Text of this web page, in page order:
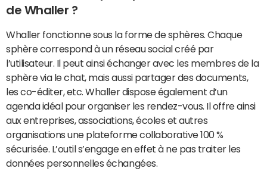
de Whaller ?
Whaller fonctionne sous la forme de sphères. Chaque
sphère correspond à un réseau social créé par
l’utilisateur. Il peut ainsi échanger avec les membres de la
sphère via le chat, mais aussi partager des documents,
les co-éditer, etc. Whaller dispose également d’un
agenda idéal pour organiser les rendez-vous. Il offre ainsi
aux entreprises, associations, écoles et autres
organisations une plateforme collaborative 100 %
sécurisée. L’outil s’engage en effet à ne pas traiter les
données personnelles échangées.